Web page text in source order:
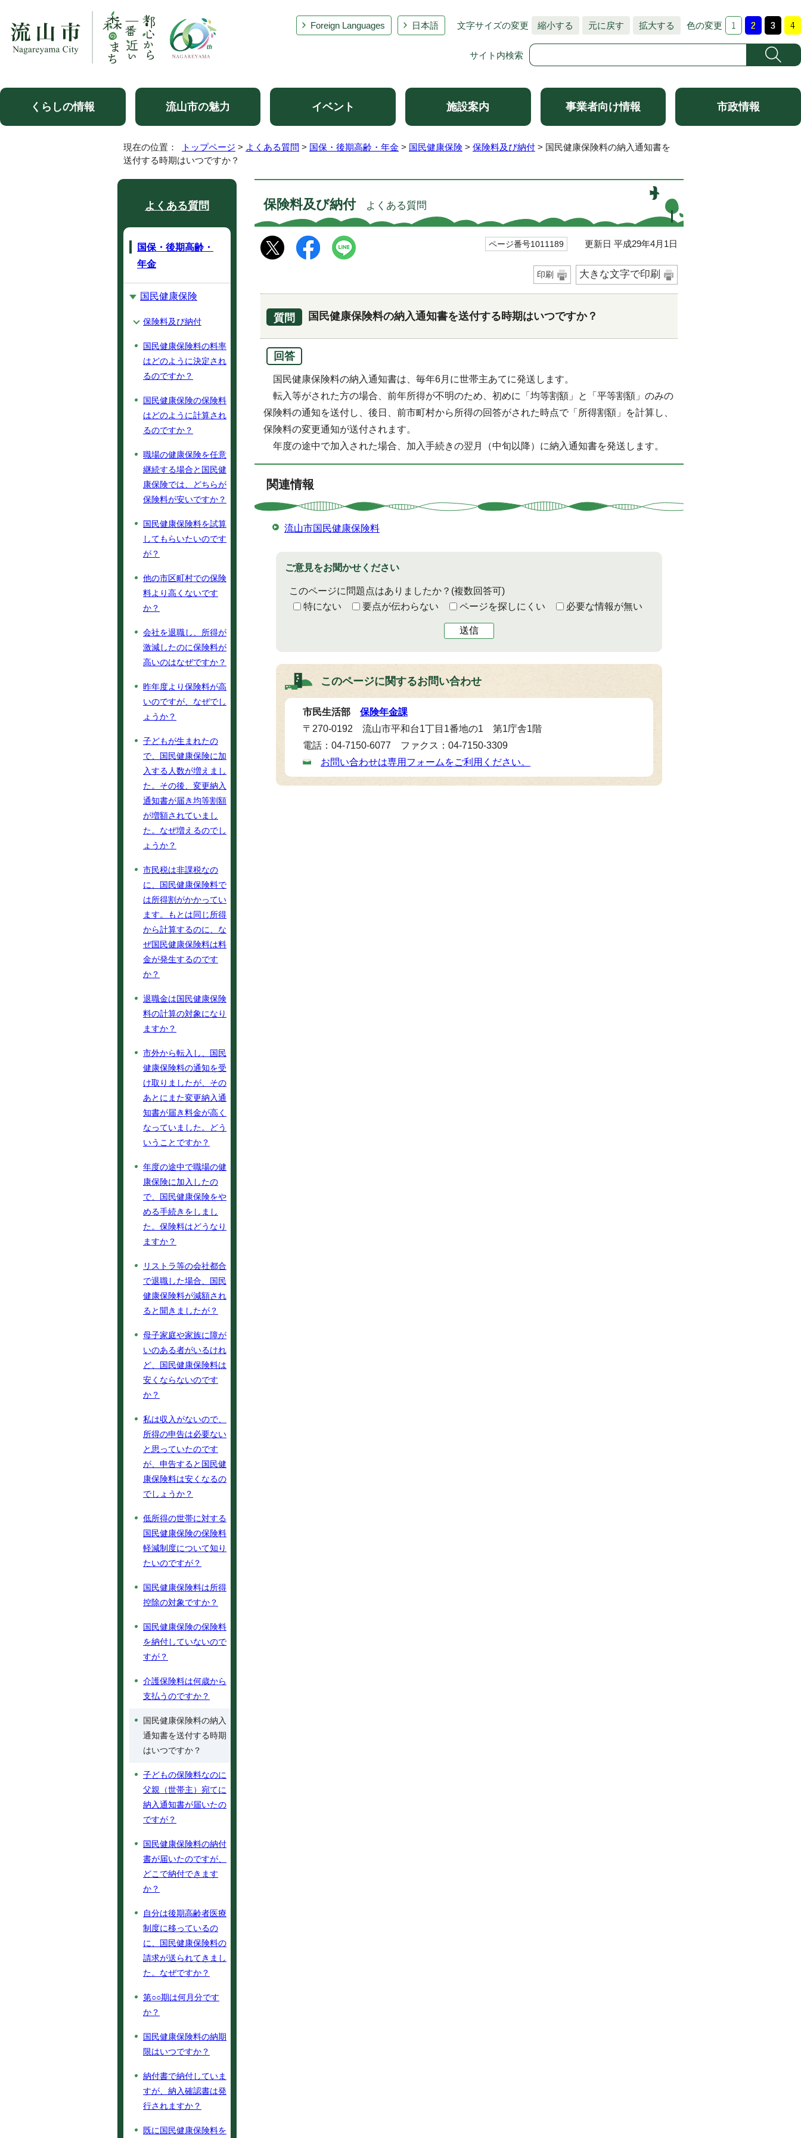
Foreign Languages 日本語 文字サイズの変更 縮小する 元に戻す 拡大する 色の変更
サイト内検索
くらしの情報 流山市の魅力 イベント 施設案内 事業者向け情報 市政情報
現在の位置： トップページ > よくある質問 > 国保・後期高齢・年金 > 国民健康保険 > 保険料及び納付 > 国民健康保険料の納入通知書を
送付する時期はいつですか？
保険料及び納付よくある質問
ページ番号1011189 更新日 平成29年4月1日
印刷 大きな文字で印刷
質問 国民健康保険料の納入通知書を送付する時期はいつですか？
回答
国民健康保険料の納入通知書は、毎年6月に世帯主あてに発送します。
転入等がされた方の場合、前年所得が不明のため、初めに「均等割額」と「平等割額」のみの
保険料の通知を送付し、後日、前市町村から所得の回答がされた時点で「所得割額」を計算し、
保険料の変更通知が送付されます。
年度の途中で加入された場合、加入手続きの翌月（中旬以降）に納入通知書を発送します。
関連情報
流山市国民健康保険料
ご意見をお聞かせください
このページに問題点はありましたか？ (複数回答可)
特にない
要点が伝わらない ページを探しにくい 必要な情報が無い
送信
このページに関するお問い合わせ
市民生活部 保険年金課
〒270-0192 流山市平和台1丁目1番地の1 第1庁舎1階
電話：04-7150-6077 ファクス：04-7150-3309
お問い合わせは専用フォームをご利用ください。
よくある質問
国保・後期高齢・
年金
国民健康保険
保険料及び納付
国民健康保険料の料率
はどのように決定され
るのですか？
国民健康保険の保険料
はどのように計算され
るのですか？
職場の健康保険を任意
継続する場合と国民健
康保険では、どちらが
保険料が安いですか？
国民健康保険料を試算
してもらいたいのです
が？
他の市区町村での保険
料より高くないです
か？
会社を退職し、所得が
激減したのに保険料が
高いのはなぜですか？
昨年度より保険料が高
いのですが、なぜでし
ょうか？
子どもが生まれたの
で、国民健康保険に加
入する人数が増えまし
た。その後、変更納入
通知書が届き均等割額
が増額されていまし
た。なぜ増えるのでし
ょうか？
市民税は非課税なの
に、国民健康保険料で
は所得割がかかってい
ます。もとは同じ所得
から計算するのに、な
ぜ国民健康保険料は料
金が発生するのです
か？
退職金は国民健康保険
料の計算の対象になり
ますか？
市外から転入し、国民
健康保険料の通知を受
け取りましたが、その
あとにまた変更納入通
知書が届き料金が高く
なっていました。どう
いうことですか？
年度の途中で職場の健
康保険に加入したの
で、国民健康保険をや
める手続きをしまし
た。保険料はどうなり
ますか？
リストラ等の会社都合
で退職した場合、国民
健康保険料が減額され
ると聞きましたが？
母子家庭や家族に障が
いのある者がいるけれ
ど、国民健康保険料は
安くならないのです
か？
私は収入がないので、
所得の申告は必要ない
と思っていたのです
が、申告すると国民健
康保険料は安くなるの
でしょうか？
低所得の世帯に対する
国民健康保険の保険料
軽減制度について知り
たいのですが？
国民健康保険料は所得
控除の対象ですか？
国民健康保険の保険料
を納付していないので
すが？
介護保険料は何歳から
支払うのですか？
国民健康保険料の納入
通知書を送付する時期
はいつですか？
子どもの保険料なのに
父親（世帯主）宛てに
納入通知書が届いたの
ですが？
国民健康保険料の納付
書が届いたのですが、
どこで納付できます
か？
自分は後期高齢者医療
制度に移っているの
に、国民健康保険料の
請求が送られてきまし
た。なぜですか？
第○○期は何月分です
か？
国民健康保険料の納期
限はいつですか？
納付書で納付していま
すが、納入確認書は発
行されますか？
既に国民健康保険料を